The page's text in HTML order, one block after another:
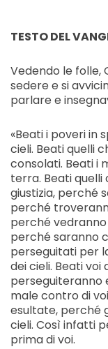
TESTO DEL
Vedendo le folle,
sedere e si
parlare e
«Beati i poveri in
cieli. Beati quelli
consolati. Beati i
terra. Beati
giustizia, perché
perché
perché
perché saranno
perseguitati per
dei cieli. Beati voi
perseguiteranno
male contro di
esultate, perché
cieli. Così infatti
prima di voi.